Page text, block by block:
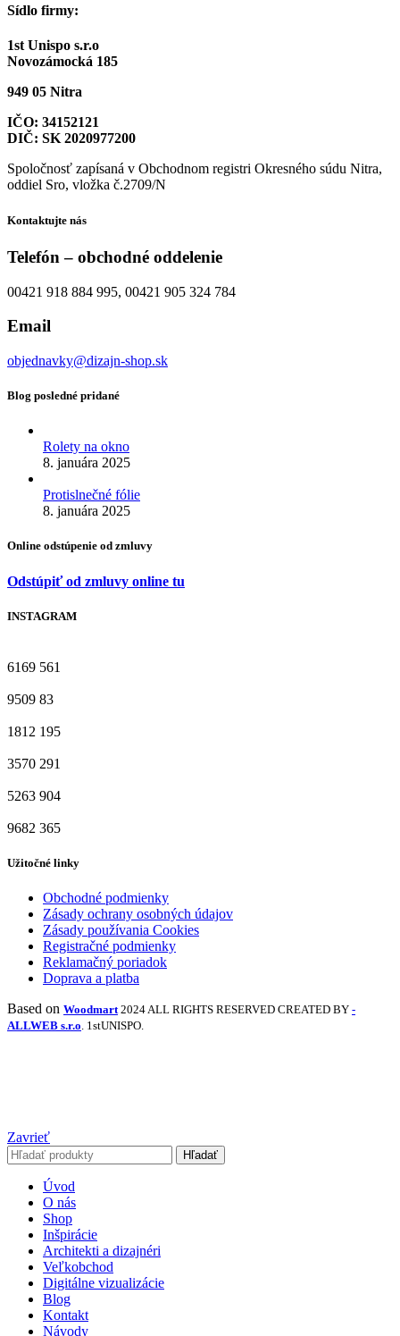
Sídlo firmy:
1st Unispo s.r.o
Novozámocká 185
949 05 Nitra
IČO: 34152121
DIČ: SK 2020977200
Spoločnosť zapísaná v Obchodnom registri Okresného súdu Nitra,
oddiel Sro, vložka č.2709/N
Kontaktujte nás
Telefón – obchodné oddelenie
00421 918 884 995, 00421 905 324 784
Email
objednavky@dizajn-shop.sk
Blog posledné pridané
Rolety na okno
8. januára 2025
Protislnečné fólie
8. januára 2025
Online odstúpenie od zmluvy
Odstúpiť od zmluvy online tu
INSTAGRAM
6169 561
9509 83
1812 195
3570 291
5263 904
9682 365
Užitočné linky
Obchodné podmienky
Zásady ochrany osobných údajov
Zásady používania Cookies
Registračné podmienky
Reklamačný poriadok
Doprava a platba
Based on Woodmart 2024 ALL RIGHTS RESERVED CREATED BY -
ALLWEB s.r.o. 1stUNISPO.
Zavrieť
Hľadať
Úvod
O nás
Shop
Inšpirácie
Architekti a dizajnéri
Veľkobchod
Digitálne vizualizácie
Blog
Kontakt
Návody